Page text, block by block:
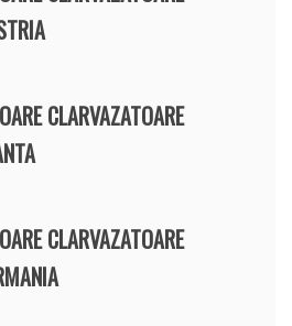
CLARVAZATOARE
CLARVAZATOARE